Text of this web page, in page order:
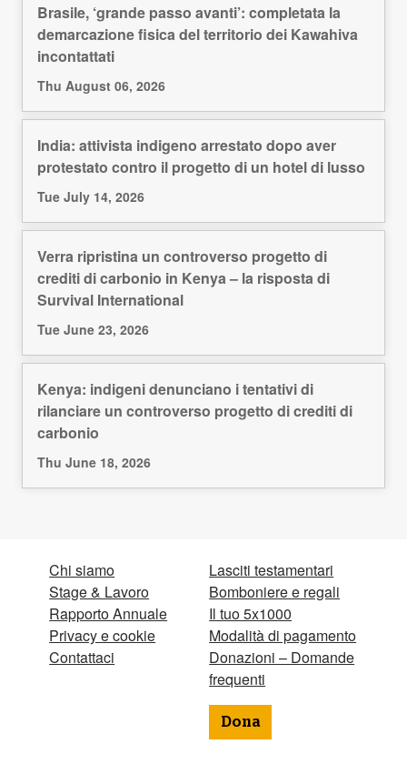
Brasile, ‘grande passo avanti’: completata la
demarcazione fisica del territorio dei Kawahiva
incontattati
Thu August 06, 2026
India: attivista indigeno arrestato dopo aver
protestato contro il progetto di un hotel di lusso
Tue July 14, 2026
Verra ripristina un controverso progetto di
crediti di carbonio in Kenya – la risposta di
Survival International
Tue June 23, 2026
Kenya: indigeni denunciano i tentativi di
rilanciare un controverso progetto di crediti di
carbonio
Thu June 18, 2026
Chi siamo
Stage & Lavoro
Rapporto Annuale
Privacy e cookie
Contattaci
Lasciti testamentari
Bomboniere e regali
Il tuo 5x1000
Modalità di pagamento
Donazioni – Domande
frequenti
Dona